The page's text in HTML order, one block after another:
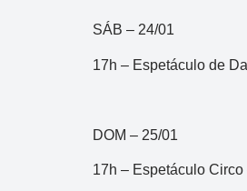
SÁB – 24/01
17h – Espetáculo de
DOM – 25/01
17h – Espetáculo